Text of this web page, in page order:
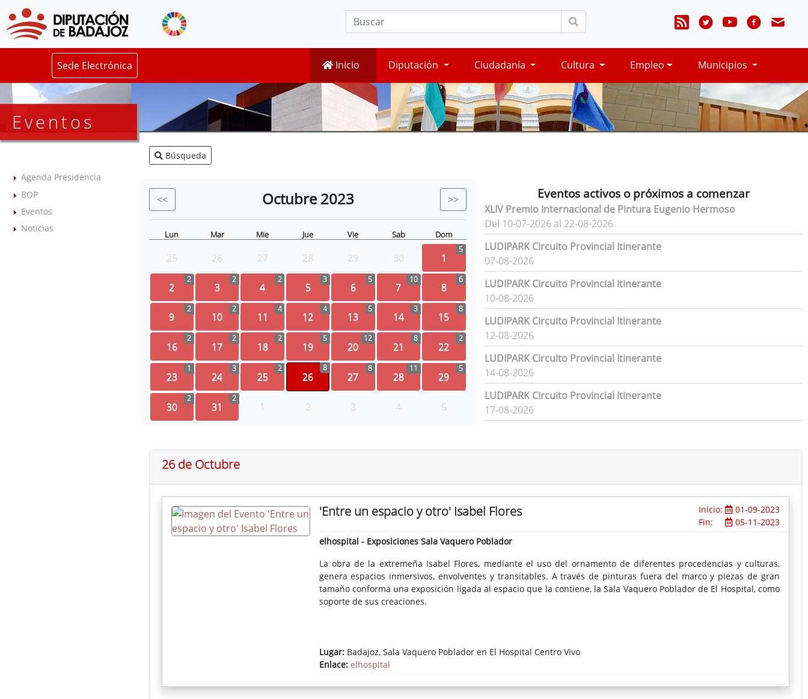
Sede Electrónica Inicio Diputación Ciudadanía Cultura Empleo Municipios
Eventos
Agenda Presidencia
BOP
Eventos
Noticias
Búsqueda
<< Octubre 2023 >>
Lun Mar Mie Jue Vie Sab Dom
25 26 27 28 29 30 1
5
2
2
3
2
4
2
5
3
6
5
7
10
8
6
9
2
10
2
11
4
12
4
13
5
14
3
15
8
16
2
17
2
18
2
19
5
20
12
21
8
22
2
23
1
24
3
25
2
26
8
27
8
28
11
29
5
30
2
31
2
1 2 3 4 5
Eventos activos o próximos a comenzar
XLIV Premio Internacional de Pintura Eugenio Hermoso
Del 10-07-2026 al 22-08-2026
LUDIPARK Circuito Provincial Itinerante
07-08-2026
LUDIPARK Circuito Provincial Itinerante
10-08-2026
LUDIPARK Circuito Provincial Itinerante
12-08-2026
LUDIPARK Circuito Provincial Itinerante
14-08-2026
LUDIPARK Circuito Provincial Itinerante
17-08-2026
26 de Octubre
'Entre un espacio y otro' Isabel Flores Inicio:
01-09-2023
Fin:
05-11-2023
elhospital - Exposiciones Sala Vaquero Poblador
La obra de la extremeña Isabel Flores, mediante el uso del ornamento de diferentes procedencias y culturas,
genera espacios inmersivos, envolventes y transitables. A través de pinturas fuera del marco y piezas de gran
tamaño conforma una exposición ligada al espacio que la contiene, la Sala Vaquero Poblador de El Hospital, como
soporte de sus creaciones.
Lugar:Badajoz, Sala Vaquero Poblador en El Hospital Centro Vivo
Enlace: elhospital